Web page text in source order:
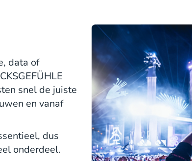
data of
snel de juiste
en vanaf
dus
onderdeel.